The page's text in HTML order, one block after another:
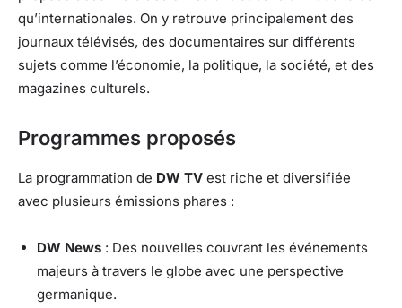
qu’internationales. On y retrouve principalement des
journaux télévisés, des documentaires sur différents
sujets comme l’économie, la politique, la société, et des
magazines culturels.
Programmes proposés
La programmation de DW TV est riche et diversifiée
avec plusieurs émissions phares :
DW News : Des nouvelles couvrant les événements
majeurs à travers le globe avec une perspective
germanique.